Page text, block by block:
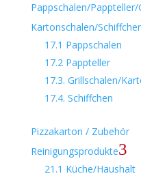
Pappschalen/Pappteller/
Kartonschalen/
17.1 Pappschalen
17.2 Pappteller
17.3. Grillschalen/
17.4. Schiffchen
Pizzakarton / Zubehör
Reinigungsprodukte3
21.1 Küche/Haushalt